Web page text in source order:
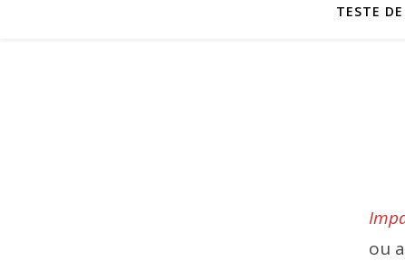
TESTE
ou